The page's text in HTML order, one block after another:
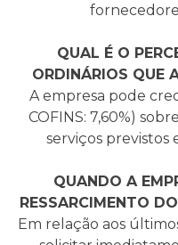
QUAL É O
ORDINÁRIOS QUE
A empresa pode
COFINS: 7,60%)
serviços previstos
QUANDO A
RESSARCIMENTO
Em relação aos